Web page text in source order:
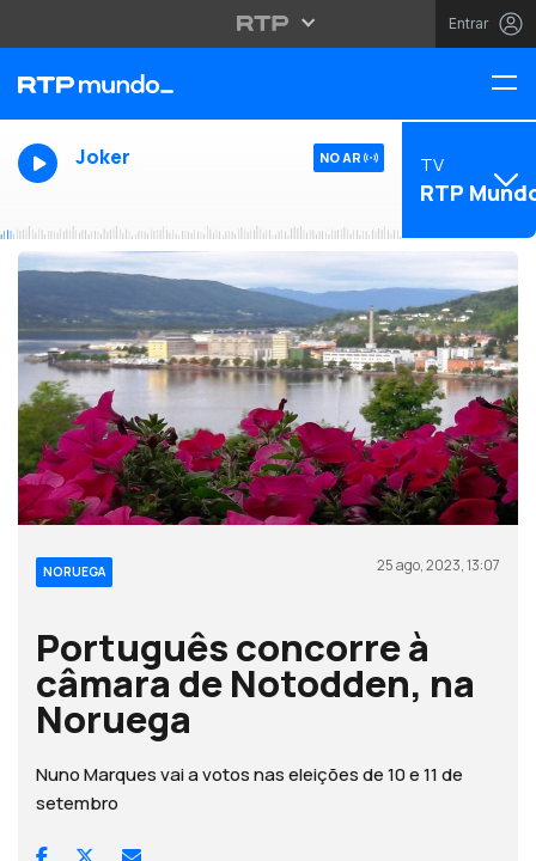
Entrar
Joker NO AR TV
RTP
NORUEGA 25 ago, 2023, 13:07
Português concorre à
câmara de Notodden, na
Noruega
Nuno Marques vai a votos nas eleições de 10 e 11 de
setembro